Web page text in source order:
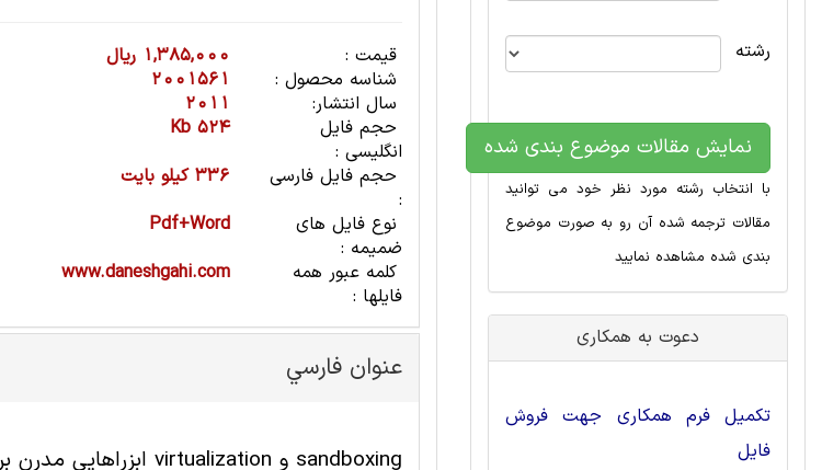
قیمت :
1,385,000 ریال
شناسه محصول :
2001561
سال انتشار:
2011
حجم فایل
انگلیسی :
524 Kb
حجم فایل فارسی
:
336 کیلو بایت
نوع فایل های
ضمیمه :
Pdf+Word
کلمه عبور همه
فایلها :
www.daneshgahi.com
عنوان فارسي
sandboxing و virtualization ابزراهایی مدرن برای مقابله با بدافزار
رشته
نمایش مقالات موضوع بندی شده
با انتخاب رشته مورد نظر خود می توانید
مقالات ترجمه شده آن رو به صورت موضوع
بندی شده مشاهده نمایید
دعوت به همکاری
تکمیل فرم همکاری جهت فروش
فایل